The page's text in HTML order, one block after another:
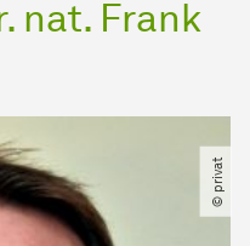
nat. Frank
© privat